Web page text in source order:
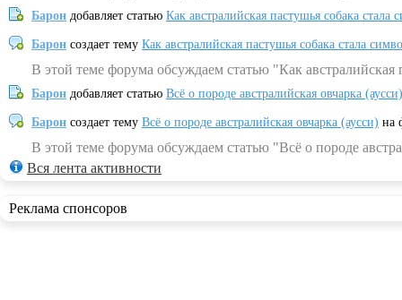
Барон добавляет статью Как австралийская пастушья собака
Барон создает тему Как австралийская пастушья собака стала
В этой теме форума обсуждаем статью "Как
Барон добавляет статью Всё о породе австралийская овчарка (аусси)
Барон создает тему Всё о породе австралийская овчарка (аусси) на
В этой теме форума обсуждаем статью "Всё о породе
Вся лента активности
Реклама спонсоров